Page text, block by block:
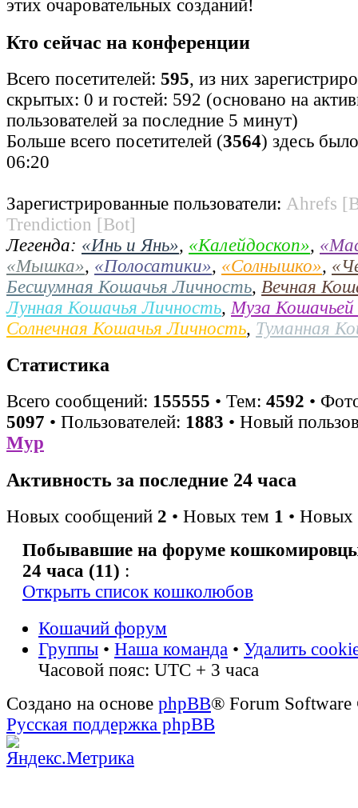
этих очаровательных созданий!
Кто сейчас на конференции
Всего посетителей: 595, из них
скрытых: 0 и гостей: 592 (основано на
пользователей за последние 5 минут)
Больше всего посетителей (3564) здесь
06:20
Зарегистрированные пользователи: Ahrefs
Trendiction [Bot]
Легенда: «Инь и Янь», «Калейдоскоп»,
«Мышка», «Полосатики», «Солнышко»,
Бесшумная Кошачья Личность, Вечная
Лунная Кошачья Личность, Муза
Солнечная Кошачья Личность, Туманная
Статистика
Всего сообщений: 155555 • Тем: 4592 •
5097 • Пользователей: 1883 • Новый
Мур
Активность за последние 24 часа
Новых сообщений 2 • Новых тем 1 • Новых
Побывавшие на форуме кошкомировцы
24 часа (11) :
Открыть список кошколюбов
Кошачий форум
Группы • Наша команда • Удалить
Часовой пояс: UTC + 3 часа
Создано на основе phpBB® Forum
Русская поддержка phpBB